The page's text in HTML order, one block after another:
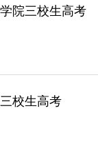
院三校生高考
校生高考